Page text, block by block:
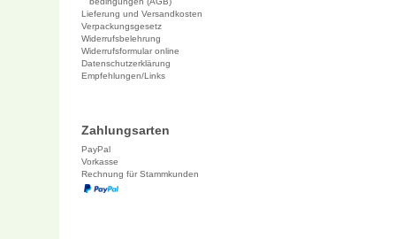
Lieferung und Versandkosten
Verpackungsgesetz
Widerrufsbelehrung
Widerrufsformular online
Datenschutzerklärung
Empfehlungen/Links
Zahlungsarten
PayPal
Vorkasse
Rechnung für Stammkunden